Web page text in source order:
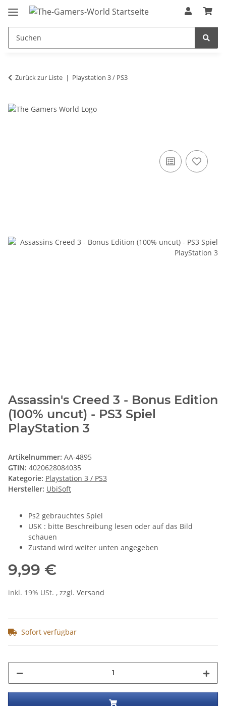
Zurück zur Liste Playstation 3 / PS3
Assassin's Creed 3 - Bonus Edition
(100% uncut) - PS3 Spiel
PlayStation 3
Artikelnummer: AA-4895
GTIN: 4020628084035
Kategorie: Playstation 3 / PS3
Hersteller: UbiSoft
Ps2 gebrauchtes Spiel
USK : bitte Beschreibung lesen oder auf das Bild
schauen
Zustand wird weiter unten angegeben
9,99 €
inkl. 19% USt. , zzgl. Versand
Sofort verfügbar